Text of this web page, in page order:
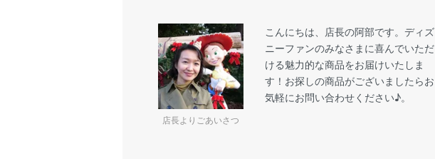
店長よりごあいさつ
こんにちは、店長の阿部です。ディズ
ニーファンのみなさまに喜んでいただ
ける魅力的な商品をお届けいたしま
す！お探しの商品がございましたらお
気軽にお問い合わせください♪。